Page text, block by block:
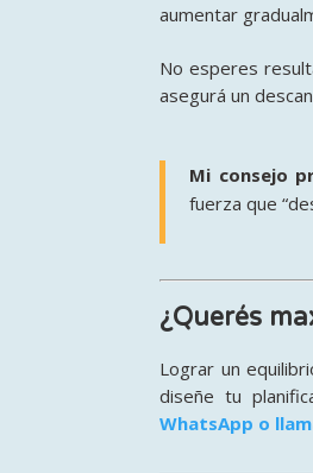
aumentar
No esperes
asegurá un
Mi consejo
fuerza que
¿Querés
Lograr un
diseñe tu
WhatsApp o